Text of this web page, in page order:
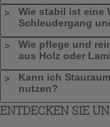
Wie stabil ist eine
Schleudergang
Wie pflege und
aus Holz oder
Kann ich
nutzen?
ENTDECKEN SIE